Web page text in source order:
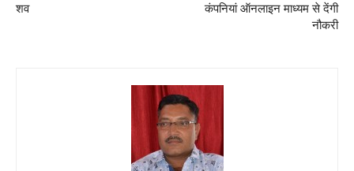
शव
कंपनियां ऑनलाइन माध्यम से देंगी
नौकरी